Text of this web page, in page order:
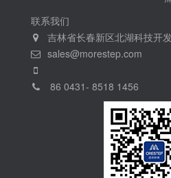
联系我们
吉林省长春新区北湖科技开
sales@morestep.com
86 0431- 8518 1456